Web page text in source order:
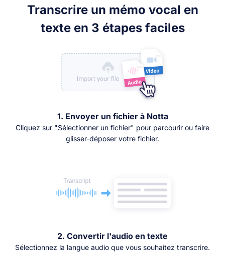
Transcrire un mémo vocal en
texte en 3 étapes faciles
1. Envoyer un fichier à Notta
Cliquez sur "Sélectionner un fichier" pour parcourir ou faire
glisser-déposer votre fichier.
2. Convertir l'audio en texte
Sélectionnez la langue audio que vous souhaitez transcrire.